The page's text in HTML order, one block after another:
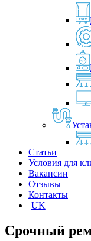
Статьи
Условия для
Вакансии
Отзывы
Контакты
UK
Срочный